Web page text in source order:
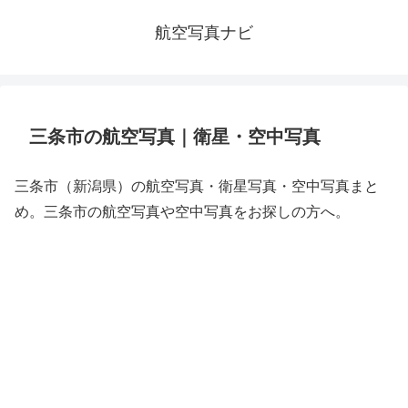
航空写真ナビ
三条市の航空写真｜衛星・空中写真
三条市（新潟県）の航空写真・衛星写真・空中写真まと
め。三条市の航空写真や空中写真をお探しの方へ。